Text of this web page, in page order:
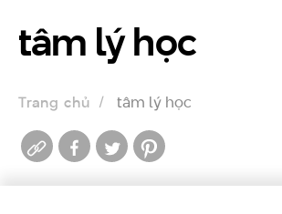
tâm lý học
Trang chủ tâm lý học